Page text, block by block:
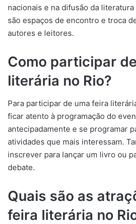
nacionais e na difusão da
são espaços de encontro e troca
autores e leitores.
Como participar
literária no Rio?
Para participar de uma feira
ficar atento à programação do
antecipadamente e se programar
atividades que mais interessam.
inscrever para lançar um livro ou
debate.
Quais são as
feira literária no